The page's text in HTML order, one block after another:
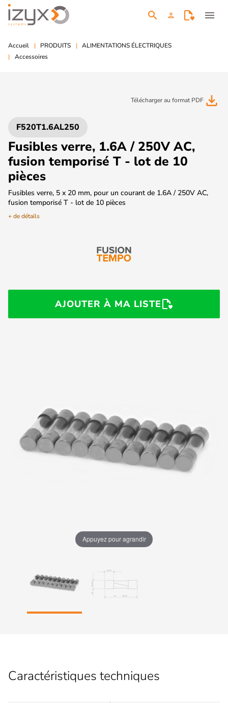
search person menu
Accueil PRODUITS
ALIMENTATIONS ÉLECTRIQUES
Accessoires
Télécharger au format PDF file_download
F520T1.6AL250
Fusibles verre, 1.6A / 250V AC,
fusion temporisé T - lot de 10
pièces
Fusibles verre, 5 x 20 mm, pour un courant de 1.6A / 250V AC,
fusion temporisé T - lot de 10 pièces
+ de détails
AJOUTER À MA LISTE
Appuyez pour agrandir
Caractéristiques techniques